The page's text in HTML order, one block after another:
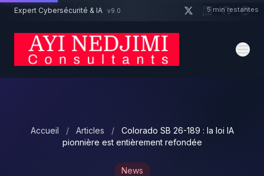
Aller au contenu principal
Expert Cybersécurité & IA v9.0
Accueil / Articles /
Colorado SB 26-189 : la loi IA
pionnière est entièrement refondée
News
Un projet cybersécurité ? 5 min restantes